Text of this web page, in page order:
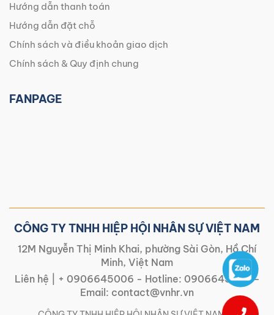
Hướng dẫn thanh toán
Hướng dẫn đặt chỗ
Chính sách và điều khoản giao dịch
Chính sách & Quy định chung
FANPAGE
CÔNG TY TNHH HIỆP HỘI NHÂN SỰ VIỆT NAM
12M Nguyễn Thị Minh Khai, phường Sài Gòn, Hồ Chí
Minh, Việt Nam
Liên hệ |
+ 0906645006 - Hotline: 0906645006-
Email: contact@vnhr.vn